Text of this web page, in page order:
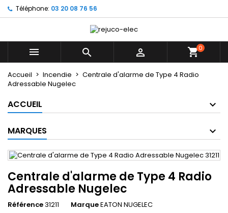
Téléphone: 03 20 08 76 56
   0
Accueil Incendie
Centrale d'alarme de Type 4 Radio
Adressable Nugelec
ACCUEIL
MARQUES
Centrale d'alarme de Type 4 Radio
Adressable Nugelec
Référence31211 MarqueEATON NUGELEC
Mes listes d'envies ×
add_circle_outlineCréer une nouvelle liste
((title)) ×
((label))
Connexion ×
Vous devez être connecté pour ajouter des produits
à votre liste d'envies.